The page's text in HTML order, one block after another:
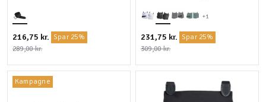
216,75 kr. Spar 25%
289,00 kr.
+1
231,75 kr. Spar 25%
309,00 kr.
Kampagne